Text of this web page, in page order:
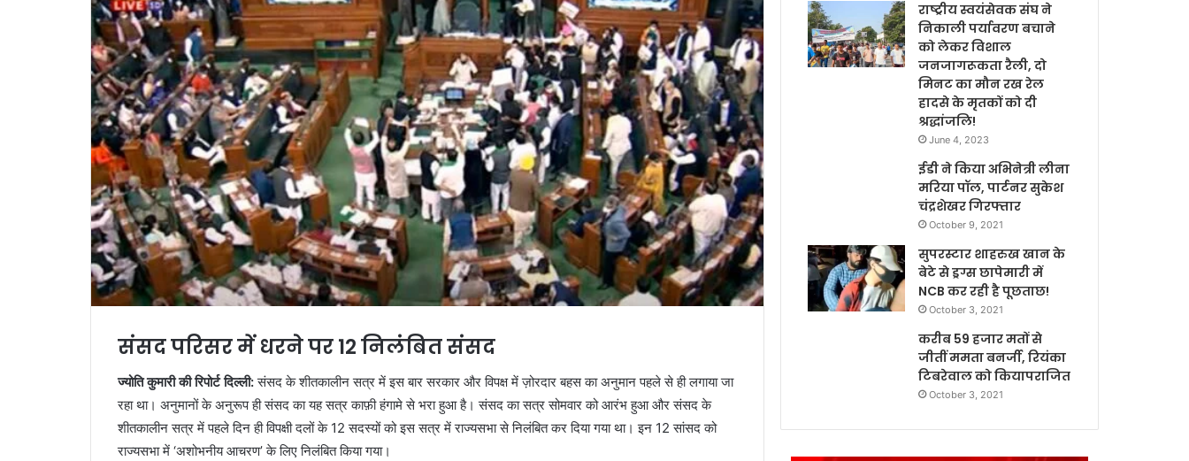
संसद परिसर में धरने पर 12 निलंबित संसद
ज्योति कुमारी की रिपोर्ट दिल्ली:संसद के शीतकालीन सत्र में इस बार सरकार और विपक्ष में ज़ोरदार बहस का अनुमान पहले से ही लगाया जा
रहा था। अनुमानों के अनुरूप ही संसद का यह सत्र काफ़ी हंगामे से भरा हुआ है। संसद का सत्र सोमवार को आरंभ हुआ और संसद के
शीतकालीन सत्र में पहले दिन ही विपक्षी दलों के 12 सदस्यों को इस सत्र में राज्यसभा से निलंबित कर दिया गया था। इन 12 सांसद को
राज्यसभा में ‘अशोभनीय आचरण’ के लिए निलंबित किया गया।
राष्ट्रीय स्वयंसेवक संघ ने
निकाली पर्यावरण बचाने
को लेकर विशाल
जनजागरूकता रैली, दो
मिनट का मौन रख रेल
हादसे के मृतकों को दी
श्रद्धांजलि!
June 4, 2023
ईडी ने किया अभिनेत्री लीना
मरिया पॉल, पार्टनर सुकेश
चंद्रशेखर गिरफ्तार
October 9, 2021
सुपरस्टार शाहरुख खान के
बेटे से ड्रग्स छापेमारी में
NCB कर रही है पूछताछ!
October 3, 2021
करीब 59 हजार मतों से
जीतीं ममता बनर्जी, रियंका
टिबरेवाल को कियापराजित
October 3, 2021